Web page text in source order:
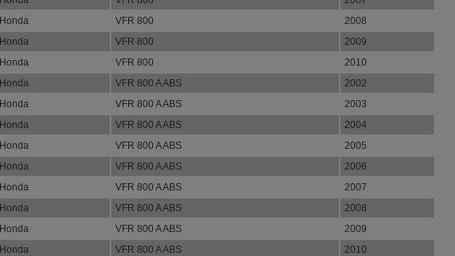
Honda
VFR 800
2008
Honda
VFR 800
2009
Honda
VFR 800
2010
Honda
VFR 800 A ABS
2002
Honda
VFR 800 A ABS
2003
Honda
VFR 800 A ABS
2004
Honda
VFR 800 A ABS
2005
Honda
VFR 800 A ABS
2006
Honda
VFR 800 A ABS
2007
Honda
VFR 800 A ABS
2008
Honda
VFR 800 A ABS
2009
Honda
VFR 800 A ABS
2010